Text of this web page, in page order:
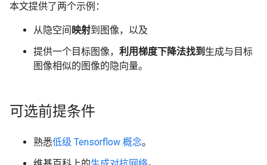
本文提供了两个示例：
从隐空间映射到图像，以及
提供一个目标图像， 利用梯度下降法找到生成与目标
图像相似的图像的隐向量。
可选前提条件
熟悉低级 Tensorflow 概念。